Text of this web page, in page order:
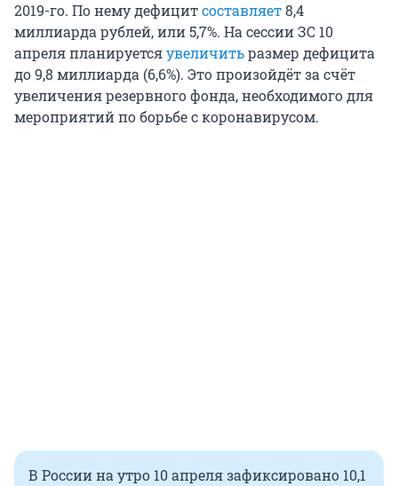
2019-го. По нему дефицитсоставляет8,4
миллиарда рублей, или 5,7%. На сессии ЗС 10
апреля планируетсяувеличитьразмер дефицита
до 9,8 миллиарда (6,6%). Это произойдёт за счёт
увеличения резервного фонда, необходимого для
мероприятий по борьбе с коронавирусом.
В России на утро 10 апреля зафиксировано 10,1